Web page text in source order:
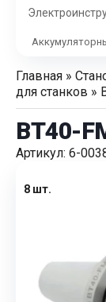
Главная »
для станков »
BT40-
Артикул: 6-
8 шт.